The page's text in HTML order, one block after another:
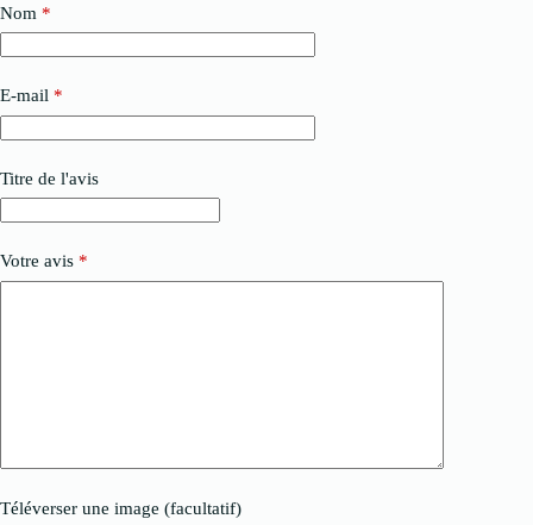
Nom *
E-mail *
Titre de l'avis
Votre avis *
Téléverser une image (facultatif)